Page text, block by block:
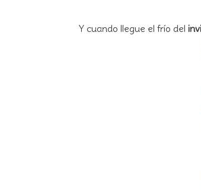
Y cuando llegue el frío del